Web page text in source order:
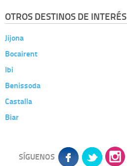
OTROS DESTINOS DE INTERÉS
Jijona
Bocairent
Ibi
Benissoda
Castalla
Biar
SÍGUENOS